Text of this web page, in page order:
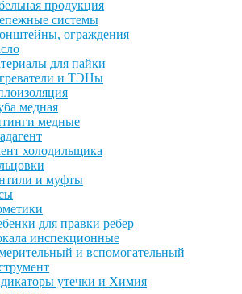
продукция
системы
ограждения
для пайки
и ТЭНы
медная
медные
холодильщика
и муфты
для правки ребер
инспекционные
и вспомогательный
утечки и Химия